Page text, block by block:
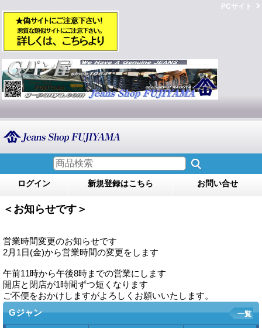
PCサイト
ログイン 新規登録はこちら お問い合せ
＜お知らせです＞
営業時間変更のお知らせです
2月1日(金)から営業時間の変更をします
午前11時から午後8時までの営業にします
開店と閉店が1時間ずつ短くなります
ご不便をおかけしますがよろしくお願いいたします。
Gジャン
一覧